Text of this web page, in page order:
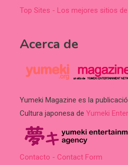
Top Sites - Los mejores sitios
Acerca de
Yumeki Magazine es la
Cultura japonesa de Yumeki
Contacto - Contact Form